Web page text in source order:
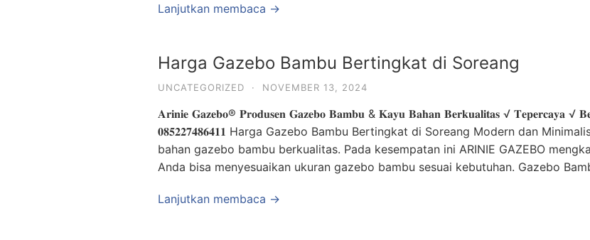
Lanjutkan membaca →
Harga Gazebo Bambu Bertingkat di Soreang
UNCATEGORIZED · NOVEMBER 13, 2024
𝐀𝐫𝐢𝐧𝐢𝐞 𝐆𝐚𝐳𝐞𝐛𝐨® 𝐏𝐫𝐨𝐝𝐮𝐬𝐞𝐧 𝐆𝐚𝐳𝐞𝐛𝐨 𝐁𝐚𝐦𝐛𝐮 & 𝐊𝐚𝐲𝐮 𝐁𝐚𝐡𝐚𝐧 𝐁𝐞𝐫𝐤𝐮𝐚𝐥𝐢𝐭𝐚𝐬 √ 𝐓𝐞𝐩𝐞𝐫𝐜𝐚𝐲𝐚 √
𝟎𝟖𝟓𝟐𝟐𝟕𝟒𝟖𝟔𝟒𝟏𝟏 Harga Gazebo Bambu Bertingkat di Soreang Modern dan
bahan gazebo bambu berkualitas. Pada kesempatan ini ARINIE GAZEBO
Anda bisa menyesuaikan ukuran gazebo bambu sesuai kebutuhan. Gazebo
Lanjutkan membaca →